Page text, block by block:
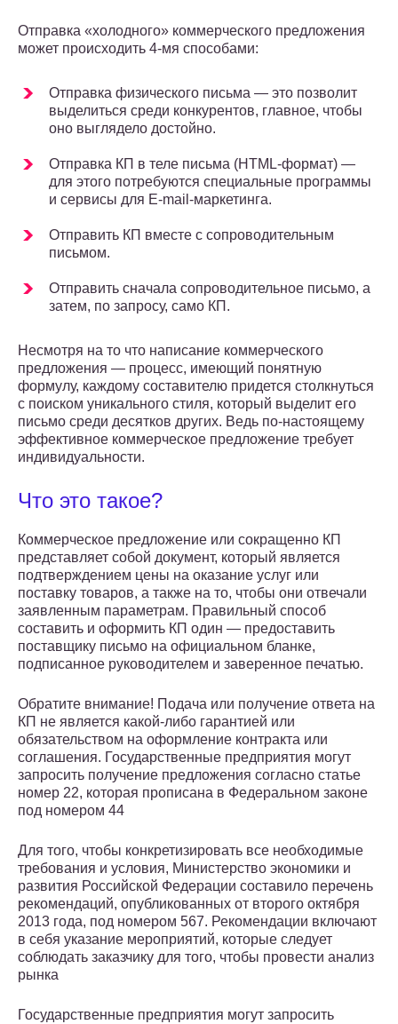
Отправка «холодного» коммерческого предложения
может происходить 4-мя способами:
Отправка физического письма ― это позволит
выделиться среди конкурентов, главное, чтобы
оно выглядело достойно.
Отправка КП в теле письма (HTML-формат) ―
для этого потребуются специальные программы
и сервисы для E-mail-маркетинга.
Отправить КП вместе с сопроводительным
письмом.
Отправить сначала сопроводительное письмо, а
затем, по запросу, само КП.
Несмотря на то что написание коммерческого
предложения ― процесс, имеющий понятную
формулу, каждому составителю придется столкнуться
с поиском уникального стиля, который выделит его
письмо среди десятков других. Ведь по-настоящему
эффективное коммерческое предложение требует
индивидуальности.
Что это такое?
Коммерческое предложение или сокращенно КП
представляет собой документ, который является
подтверждением цены на оказание услуг или
поставку товаров, а также на то, чтобы они отвечали
заявленным параметрам. Правильный способ
составить и оформить КП один — предоставить
поставщику письмо на официальном бланке,
подписанное руководителем и заверенное печатью.
Обратите внимание! Подача или получение ответа на
КП не является какой-либо гарантией или
обязательством на оформление контракта или
соглашения. Государственные предприятия могут
запросить получение предложения согласно статье
номер 22, которая прописана в Федеральном законе
под номером 44
Для того, чтобы конкретизировать все необходимые
требования и условия, Министерство экономики и
развития Российской Федерации составило перечень
рекомендаций, опубликованных от второго октября
2013 года, под номером 567. Рекомендации включают
в себя указание мероприятий, которые следует
соблюдать заказчику для того, чтобы провести анализ
рынка
Государственные предприятия могут запросить